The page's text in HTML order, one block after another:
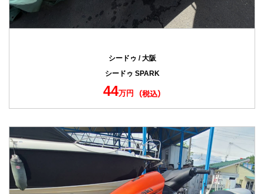
シードゥ / 大阪
シードゥ SPARK
44万円